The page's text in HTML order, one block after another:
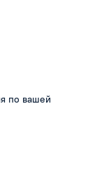
по вашей